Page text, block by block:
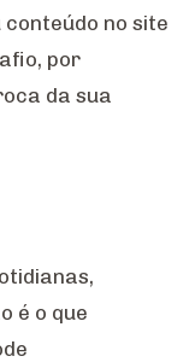
no site
por
da sua
é o que